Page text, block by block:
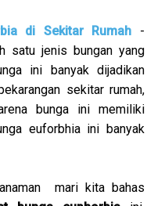
di Sekitar Rumah -
satu jenis bungan yang
ini banyak dijadikan
sekitar rumah,
bunga ini memiliki
euforbhia ini banyak
mari kita bahas